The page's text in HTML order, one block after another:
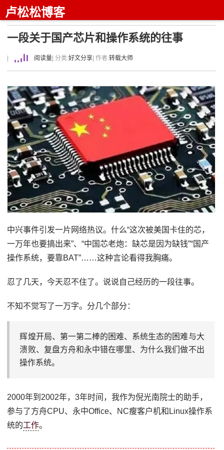
卢松松博客
一段关于国产芯片和操作系统的往事
阅读量 | 分类:好文分享 | 作者:转载大师
中兴事件引发一片网络热议。什么“这次被美国卡住的芯，
一万年也要搞出来”、“中国芯老炮：缺芯是因为缺钱”“国产
操作系统，要靠BAT”……这种言论看得我胸痛。
忍了几天，今天忍不住了。说说自己经历的一段往事。
不知不觉写了一万字。分几个部分：
辉煌开局、第一第二棒的困难、系统生态的困难与大
溃败、复盘方舟和永中错在哪里、为什么我们做不出
操作系统。
2000年到2002年，3年时间，我作为倪光南院士的助手，
参与了方舟CPU、永中Office、NC瘦客户机和Linux操作系
统的工作。